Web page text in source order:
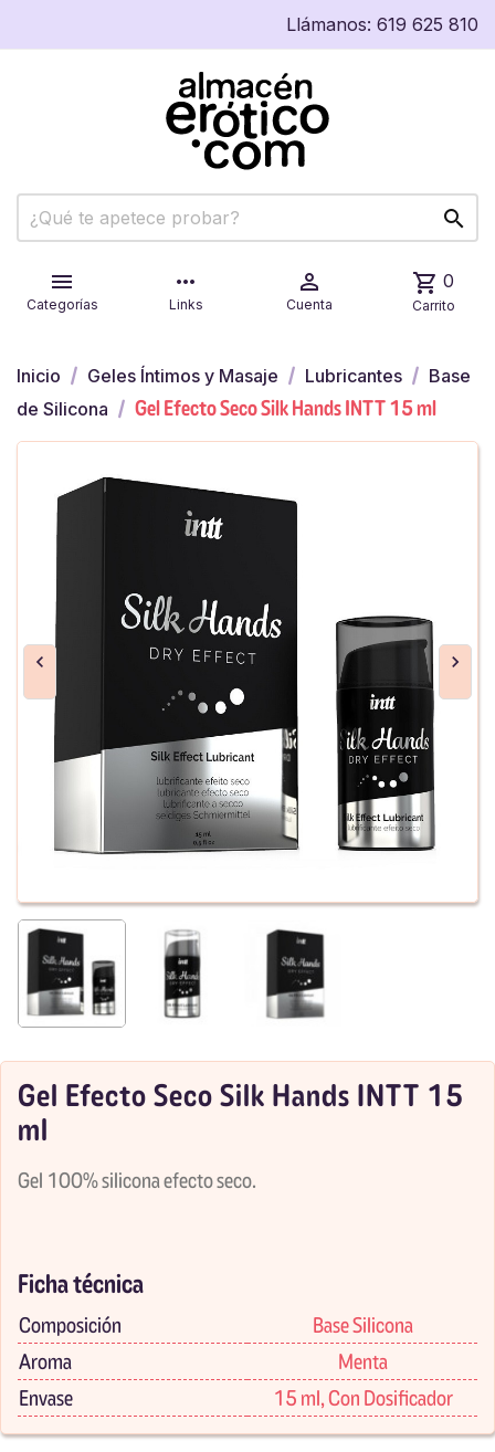
Llámanos: 619 625 810


Categorías
more_horiz
Links

Cuenta
shopping_cart 0
Carrito
Inicio Geles Íntimos y Masaje Lubricantes
Base
de Silicona
Gel Efecto Seco Silk Hands INTT 15 ml
Gel Efecto Seco Silk Hands INTT 15
ml
Gel 100% silicona efecto seco.
Ficha técnica
Composición
Base Silicona
Aroma
Menta
Envase
15 ml, Con Dosificador